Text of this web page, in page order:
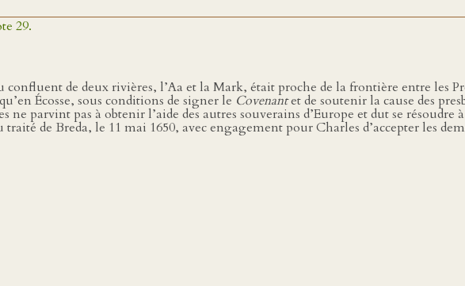
29.
de deux rivières, l’Aa et la Mark, était proche de la frontière entre les
Écosse, sous conditions de signer le Covenantet de soutenir la cause des
ne parvint pas à obtenir l’aide des autres souverains d’Europe et dut se
de Breda, le 11 mai 1650, avec engagement pour Charles d’accepter les